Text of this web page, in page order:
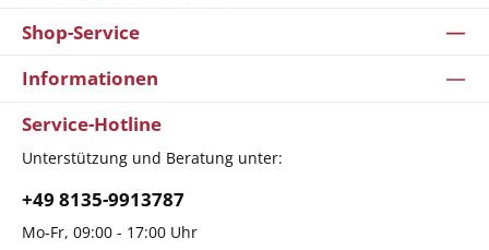
Shop-Service
Informationen
Service-Hotline
Unterstützung und Beratung unter:
+49 8135-9913787
Mo-Fr, 09:00 - 17:00 Uhr